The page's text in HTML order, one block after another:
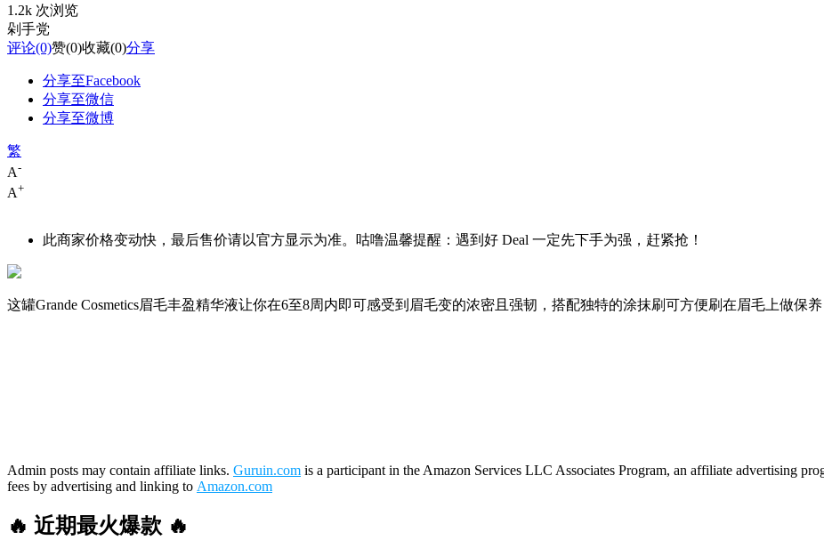
1.2k 次浏览
剁手党
评论(0)赞(0)收藏(0)分享
分享至Facebook
分享至微信
分享至微博
繁
A-
A+
此商家价格变动快，最后售价请以官方显示为准。咕噜温馨提醒：遇到好 Deal 一定先下手为强，赶紧抢！
这罐Grande Cosmetics眉毛丰盈精华液让你在6至8周内即可感受到眉毛变的浓密且强韧，搭配独特的涂抹刷可方便刷在眉毛上做保养
Admin posts may contain affiliate links. Guruin.com is a participant in the Amazon Services LLC Associates Program, an affiliate advertising
fees by advertising and linking to Amazon.com
🔥 近期最火爆款 🔥